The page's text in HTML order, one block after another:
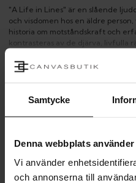
Samtycke
Denna webbplats
Vi använder
och annonserna till
"A Life in Lines" är en slående
och visdomen hos en äldre
historia om motståndskraft och
kontrasteras av de djärva, livfulla
ansiktet tillför en surrealistisk
kraftfull reflektion över tidens
LEVERANS